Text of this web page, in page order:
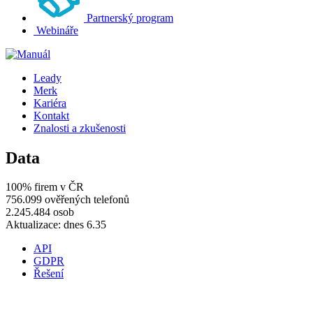
Partnerský program
Webináře
Leady
Merk
Kariéra
Kontakt
Znalosti a zkušenosti
Data
100% firem v ČR
756.099 ověřených telefonů
2.245.484 osob
Aktualizace: dnes 6.35
API
GDPR
Řešení